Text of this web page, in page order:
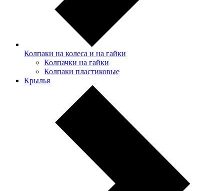
Колпаки на колеса и на гайки
Колпачки на гайки
Колпаки пластиковые
Крылья